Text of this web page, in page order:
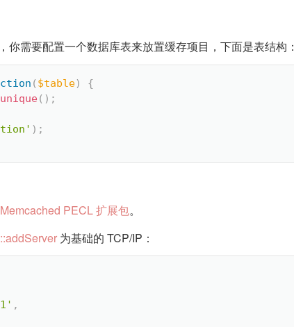
你需要配置一个数据库表来放置缓存项目，下面是表结构：
( $table)
{
unique( ) ;
) ;
Memcached PECL 扩展包。
为基础的 TCP/IP：
,